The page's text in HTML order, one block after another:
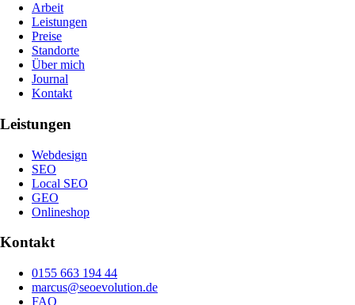
Arbeit
Leistungen
Preise
Standorte
Über mich
Journal
Kontakt
Leistungen
Webdesign
SEO
Local SEO
GEO
Onlineshop
Kontakt
0155 663 194 44
marcus@seoevolution.de
FAQ